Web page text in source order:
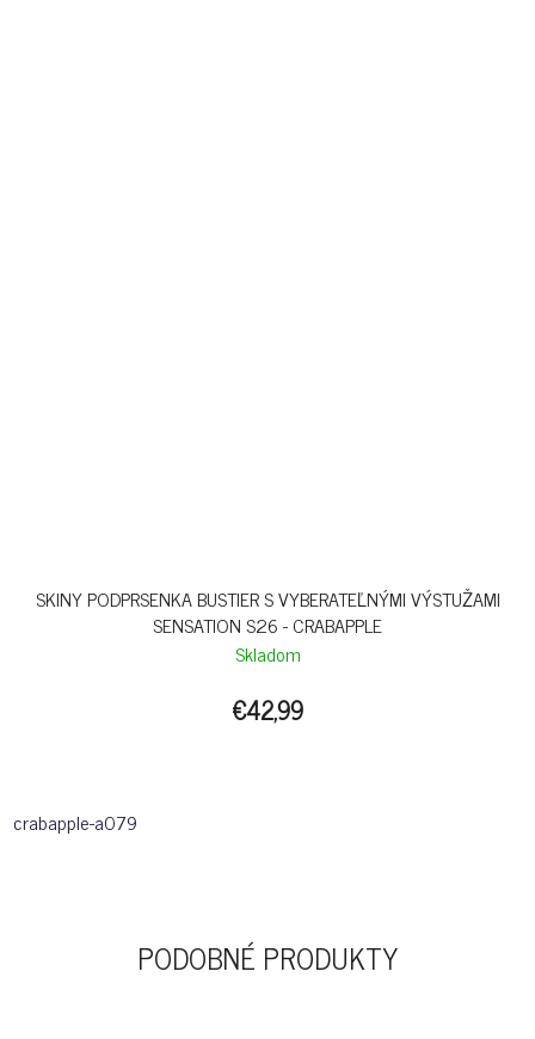
SKINY PODPRSENKA BUSTIER S VYBERATEĽNÝMI VÝSTUŽAMI
SENSATION S26 - CRABAPPLE
Skladom
€42,99
crabapple-a079
PODOBNÉ PRODUKTY